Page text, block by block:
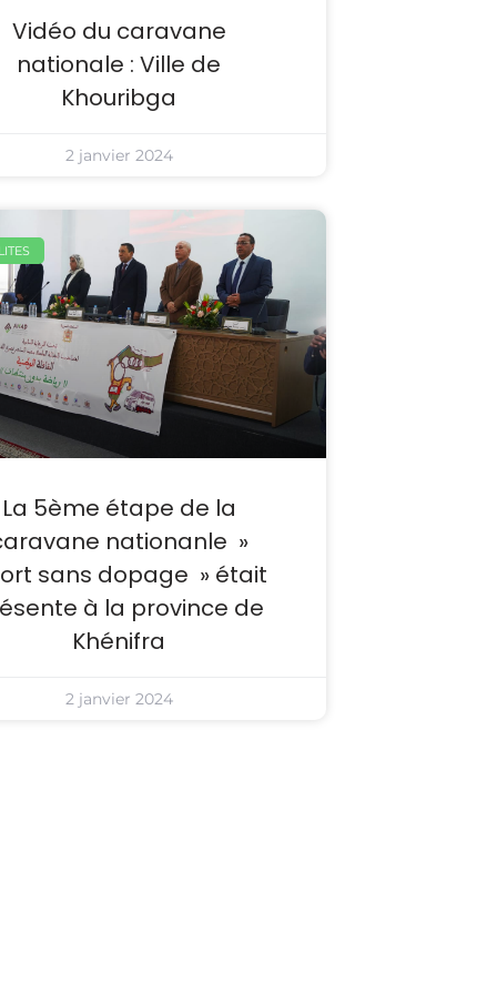
Vidéo du caravane
nationale : Ville de
Khouribga
2 janvier 2024
La 5ème étape de la
nationanle »
sans dopage » était
à la province de
Khénifra
2 janvier 2024